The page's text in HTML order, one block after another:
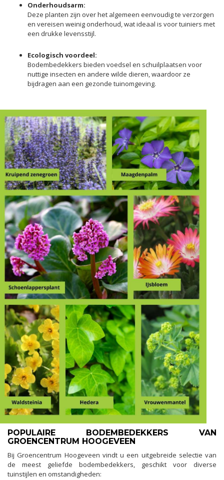
Onderhoudsarm:
Deze planten zijn over het algemeen eenvoudig te verzorgen
en vereisen weinig onderhoud, wat ideaal is voor tuiniers met
een drukke levensstijl.
Ecologisch voordeel:
Bodembedekkers bieden voedsel en schuilplaatsen voor
nuttige insecten en andere wilde dieren, waardoor ze
bijdragen aan een gezonde tuinomgeving.
POPULAIRE BODEMBEDEKKERS VAN
GROENCENTRUM HOOGEVEEN
Bij Groencentrum Hoogeveen vindt u een uitgebreide selectie van
de meest geliefde bodembedekkers, geschikt voor diverse
tuinstijlen en omstandigheden: